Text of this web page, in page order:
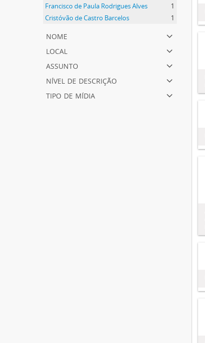
Francisco de Paula Rodrigues Alves
1
Cristóvão de Castro Barcelos
1
nome
local
assunto
nível de descrição
tipo de mídia